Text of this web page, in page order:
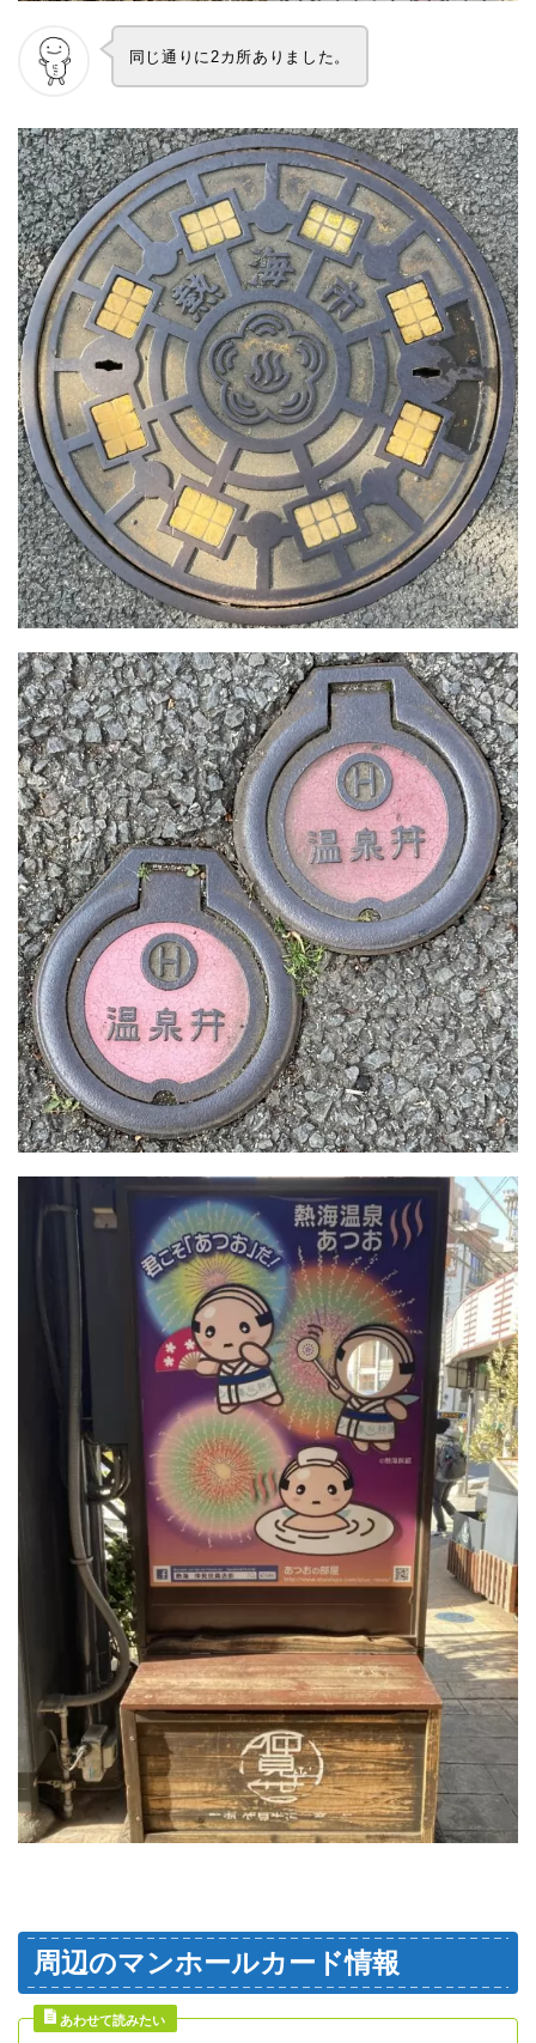
同じ通りに2カ所ありました。
周辺のマンホールカード情報